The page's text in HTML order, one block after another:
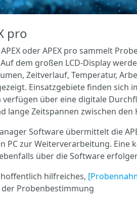
pro
oder APEX pro sammelt
dem großen LCD-Display
Zeitverlauf, Temperatur,
Einsatzgebiete finden sich
verfügen über eine digitale
lange Zeitspannen zwischen den
Software übermittelt die
PC zur Weiterverarbeitung.
über die Software
hilfreiches,
Probenbestimmung